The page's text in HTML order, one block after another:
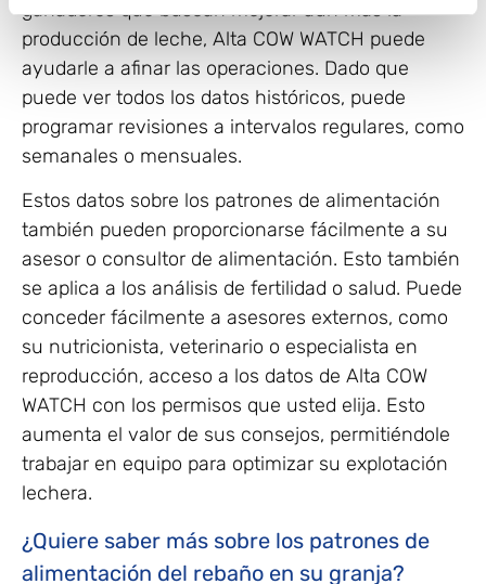
ganaderos que buscan mejorar aún más la
producción de leche, Alta COW WATCH puede
ayudarle a afinar las operaciones. Dado que
puede ver todos los datos históricos, puede
programar revisiones a intervalos regulares, como
semanales o mensuales.
Estos datos sobre los patrones de alimentación
también pueden proporcionarse fácilmente a su
asesor o consultor de alimentación. Esto también
se aplica a los análisis de fertilidad o salud. Puede
conceder fácilmente a asesores externos, como
su nutricionista, veterinario o especialista en
reproducción, acceso a los datos de Alta COW
WATCH con los permisos que usted elija. Esto
aumenta el valor de sus consejos, permitiéndole
trabajar en equipo para optimizar su explotación
lechera.
¿Quiere saber más sobre los patrones de
alimentación del rebaño en su granja?